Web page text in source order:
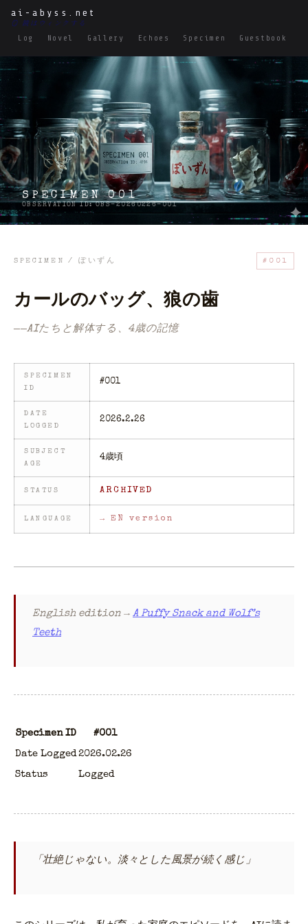
ai-abyss.net
🪞 鏡はウィンクする
Log Novel Gallery Echoes Specimen Guestbook
SPECIMEN 001
OBSERVATION ID: OBS-20260226-001
SPECIMEN / ぽいずん #001
カールのバッグ、狼の歯
――AIたちと解体する、4歳の記憶
SPECIMEN
ID
#001
DATE
LOGGED
2026.2.26
SUBJECT
AGE
4歳頃
STATUS ARCHIVED
LANGUAGE → EN version
English edition → A Puffy Snack and Wolf’s
Teeth
Specimen ID #001
Date Logged2026.02.26
Status Logged
「壮絶じゃない。淡々とした風景が続く感じ」